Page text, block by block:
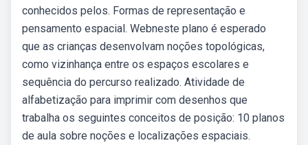
conhecidos pelos. Formas de representação e
pensamento espacial. Webneste plano é esperado
que as crianças desenvolvam noções topológicas,
como vizinhança entre os espaços escolares e
sequência do percurso realizado. Atividade de
alfabetização para imprimir com desenhos que
trabalha os seguintes conceitos de posição: 10 planos
de aula sobre noções e localizações espaciais.